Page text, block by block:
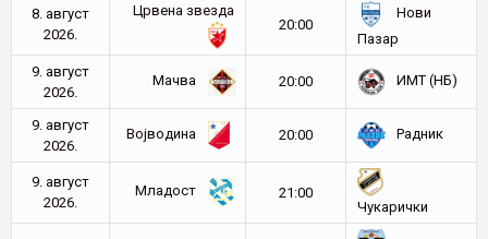
8. август
2026.
Црвена звезда
20:00
Нови
Пазар
9. август
2026.
Мачва 20:00 ИМТ (НБ)
9. август
2026.
Војводина 20:00 Радник
9. август
2026.
Младост
21:00
Чукарички